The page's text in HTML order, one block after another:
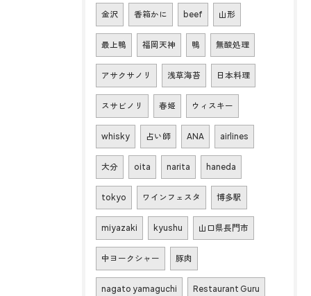
金沢 香箱かに beef 山形
最上鴨 福岡天神 鴨 無酸処理
アサクサノリ 浅草海苔 日本料理
スサビノリ 春姫 ウィスキー
whisky 占い師 ANA airlines
大分 oita narita haneda
tokyo ワインフェスタ 博多駅
miyazaki kyushu 山口県長門市
中ヨークシャー 豚肉
nagato yamaguchi Restaurant Guru